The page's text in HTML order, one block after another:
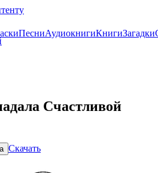
ПесниАудиокнигиКнигиЗагадки
Счастливой
Скачать